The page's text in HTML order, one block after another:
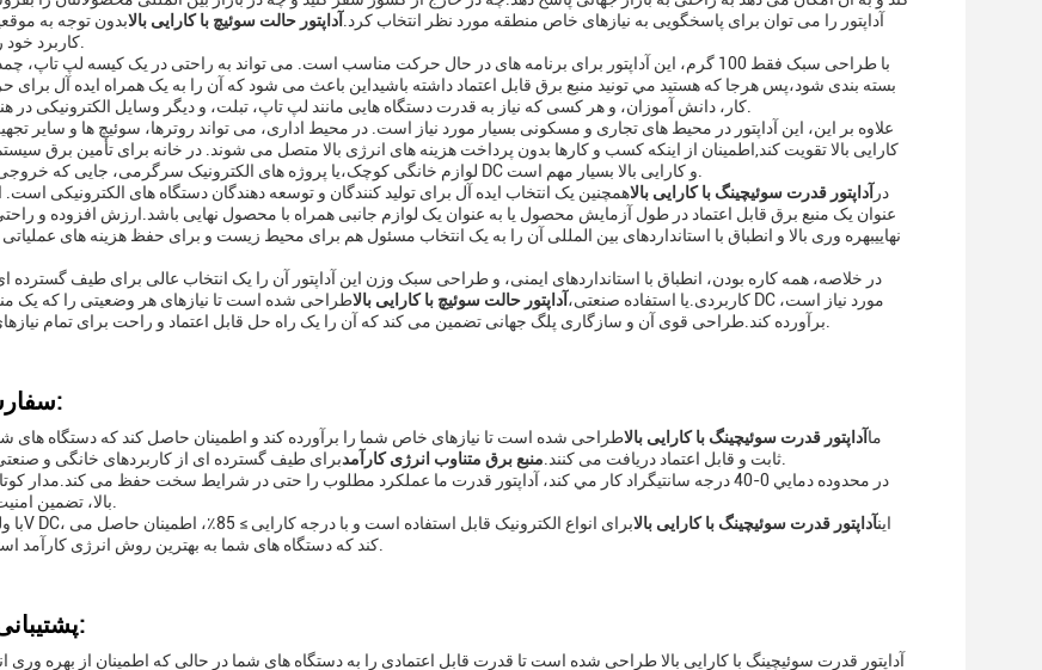
آداپتور را می توان برای پاسخگویی به نیازهای خاص منطقه مورد نظر انتخاب کرد.
آداپتور حالت سوئیچ با کارایی بالابدون توجه به
با طراحی سبک فقط 100 گرم، این آداپتور برای برنامه های در حال حرکت مناسب است. می تواند به راحتی در یک کیسه لپ تاپ،
بسته بندی شود،پس هرجا که هستيد مي تونيد منبع برق قابل اعتماد داشته باشيداین باعث می شود که آن را به یک همراه ایده آل
علاوه بر این، این آداپتور در محیط های تجاری و مسکونی بسیار مورد نیاز است. در محیط اداری، می تواند روترها، سوئیچ ها و سایر
کارایی بالا تقویت کند,اطمینان از اینکه کسب و کارها بدون پرداخت هزینه های انرژی بالا متصل می شوند. در خانه برای تأمین برق
در آداپتور قدرت سوئیچینگ با کارایی بالاهمچنین یک انتخاب ایده آل برای تولید کنندگان و توسعه دهندگان دستگاه های الکترونیکی است.
عنوان یک منبع برق قابل اعتماد در طول آزمایش محصول یا به عنوان یک لوازم جانبی همراه با محصول نهایی باشد.ارزش افزوده و
نهاییبهره وری بالا و انطباق با استانداردهای بین المللی آن را به یک انتخاب مسئول هم برای محیط زیست و برای حفظ هزینه های عملیاتی
در خلاصه، همه کاره بودن، انطباق با استانداردهای ایمنی، و طراحی سبک وزن این آداپتور آن را یک انتخاب عالی برای طیف گسترده
کاربردی.یا استفاده صنعتی، آداپتور حالت سوئیچ با کارایی بالا
سفارشی سازی:
ما آداپتور قدرت سوئیچینگ با کارایی بالاطراحی شده است تا نیازهای خاص شما را برآورده کند و اطمینان حاصل کند که دستگاه های
ثابت و قابل اعتماد دریافت می کنند. منبع برق متناوب انرژی کارآمد
در محدوده دمايي 0-40 درجه سانتيگراد کار مي کند، آداپتور قدرت ما عملکرد مطلوب را حتی در شرایط سخت حفظ می کند.مدار
با ولتاژ خروجی 12V DC، اینآداپتور قدرت سوئیچینگ با کارایی بالا
برای انواع الکترونیک قابل استفاده است و با درجه کارایی ≥ 85٪، اطمینان حاصل می
پشتیبانی و خدمات:
آداپتور قدرت سوئیچینگ با کارایی بالا طراحی شده است تا قدرت قابل اعتمادی را به دستگاه های شما در حالی که اطمینان از بهره وری